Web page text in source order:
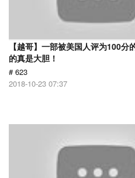
【越哥】一部被美国人评为100分
的真是大胆！
# 623
2018-10-23 07:37